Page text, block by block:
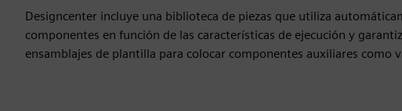
Designcenter incluye una biblioteca de piezas que utiliza
componentes en función de las características de ejecución y
ensamblajes de plantilla para colocar componentes auxiliares como